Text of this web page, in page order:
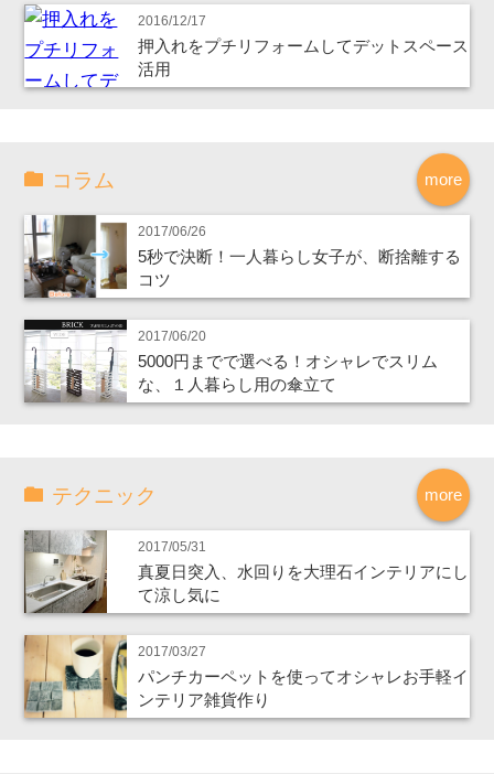
2016/12/17
押入れをプチリフォームしてデットスペース
活用
more
コラム
2017/06/26
5秒で決断！一人暮らし女子が、断捨離する
コツ
2017/06/20
5000円までで選べる！オシャレでスリム
な、１人暮らし用の傘立て
more
テクニック
2017/05/31
真夏日突入、水回りを大理石インテリアにし
て涼し気に
2017/03/27
パンチカーペットを使ってオシャレお手軽イ
ンテリア雑貨作り